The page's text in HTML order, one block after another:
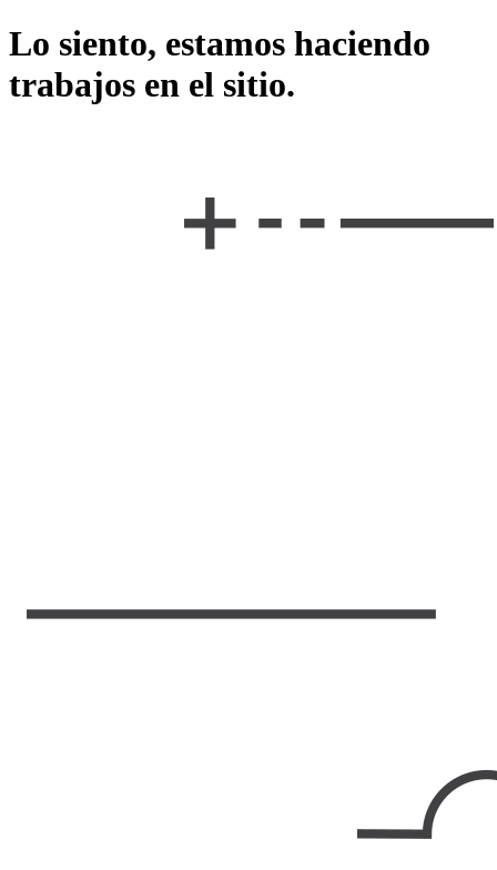
Lo siento, estamos haciendo
trabajos en el sitio.